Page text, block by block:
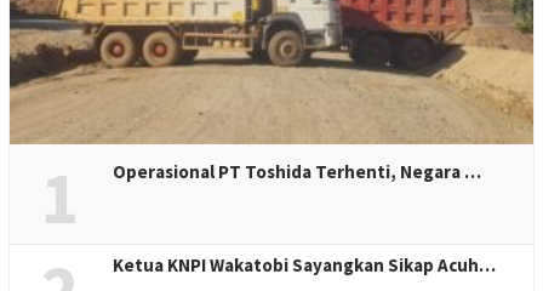
1 Operasional PT Toshida Terhenti, Negara …
Ketua KNPI Wakatobi Sayangkan Sikap Acuh…